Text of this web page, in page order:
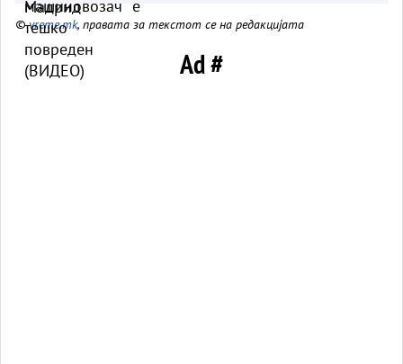
©vreme.mk, правата за текстот се на редакцијата
Ad #